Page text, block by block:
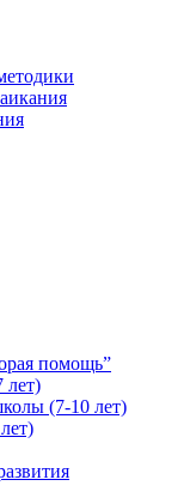
помощь”
лет)
(7-10 лет)